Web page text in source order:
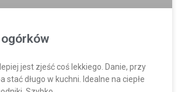
ogórków
jest zjeść coś lekkiego. Danie, przy
stać długo w kuchni. Idealne na ciepłe